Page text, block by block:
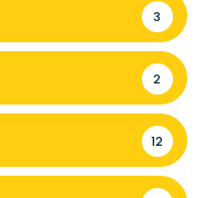
3
2
12